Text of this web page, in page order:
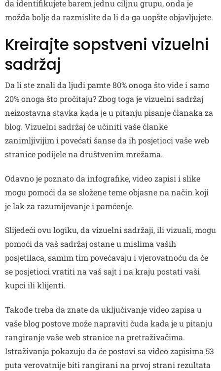
da identifikujete barem jednu ciljnu grupu, onda je
možda bolje da razmislite da li da ga uopšte objavljujete.
Kreirajte sopstveni vizuelni
sadržaj
Da li ste znali da ljudi pamte 80% onoga što vide i samo
20% onoga što pročitaju? Zbog toga je vizuelni sadržaj
neizostavna stavka kada je u pitanju pisanje članaka za
blog. Vizuelni sadržaj će učiniti vaše članke
zanimljivijim i povećati šanse da ih posjetioci vaše web
stranice podijele na društvenim mrežama.
Odavno je poznato da infografike, video zapisi i slike
mogu pomoći da se složene teme objasne na način koji
je lak za razumijevanje i pamćenje.
Slijedeći ovu logiku, da vizuelni sadržaji, ili vizuali, mogu
pomoći da vaš sadržaj ostane u mislima vaših
posjetilaca, samim tim povećavaju i vjerovatnoću da će
se posjetioci vratiti na vaš sajt i na kraju postati vaši
kupci ili klijenti.
Takođe treba da znate da uključivanje video zapisa u
vaše blog postove može napraviti čuda kada je u pitanju
rangiranje vaše web stranice na pretraživačima.
Istraživanja pokazuju da će postovi sa video zapisima 53
puta verovatnije biti rangirani na prvoj strani rezultata